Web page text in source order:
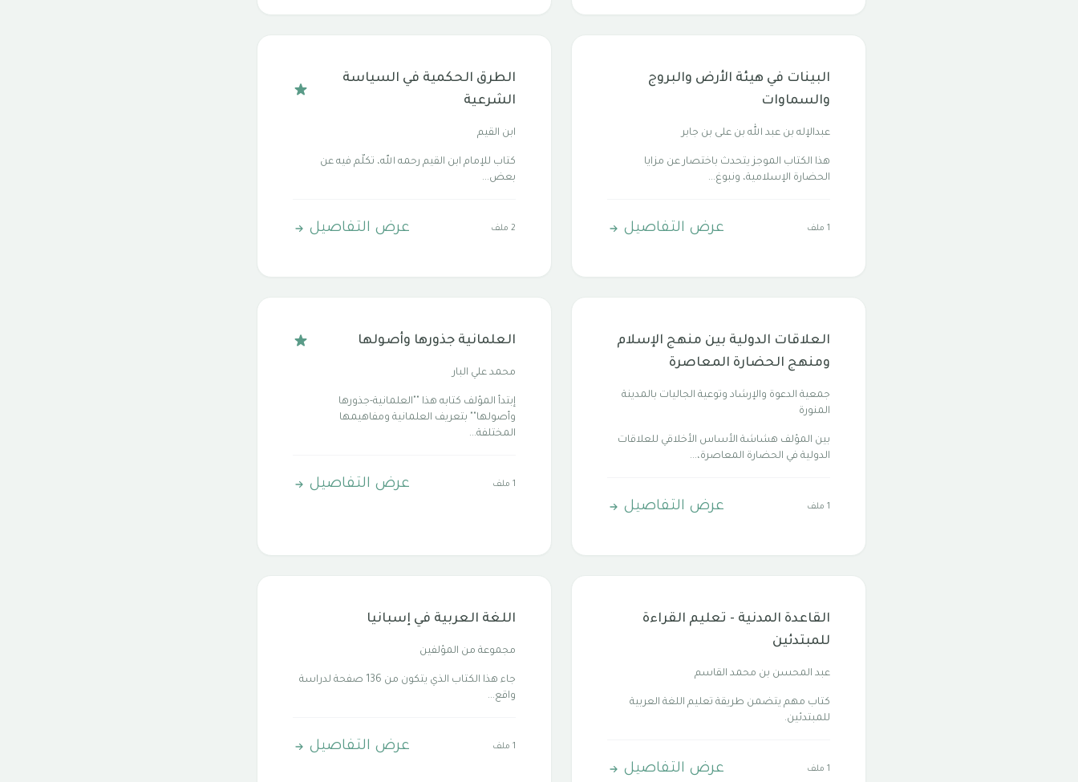
البينات في هيئة الأرض والبروج
والسماوات
عبدالإله بن عبد الله بن على بن جابر
هذا الكتاب الموجز يتحدث باختصار عن مزايا
الحضارة الإسلامية، ونبوغ...
1 ملف عرض التفاصيل
الطرق الحكمية في السياسة
الشرعية
ابن القيم
كتاب للإمام ابن القيم رحمه الله، تكلَّم فيه عن
بعض...
2 ملف عرض التفاصيل
العلاقات الدولية بين منهج الإسلام
ومنهج الحضارة المعاصرة
جمعية الدعوة والإرشاد وتوعية الجاليات بالمدينة
المنورة
بين المؤلف هشاشة الأساس الأخلاقي للعلاقات
الدولية في الحضارة المعاصرة،...
1 ملف عرض التفاصيل
العلمانية جذورها وأصولها
محمد علي البار
إبتدأ المؤلف كتابه هذا ""العلمانية-جذورها
وأصولها"" بتعريف العلمانية ومفاهيمها
المختلفة...
1 ملف عرض التفاصيل
القاعدة المدنية - تعليم القراءة
للمبتدئين
عبد المحسن بن محمد القاسم
كتاب مهم يتضمن طريقة تعليم اللغة العربية
للمبتدئين.
1 ملف عرض التفاصيل
اللغة العربية في إسبانيا
مجموعة من المؤلفين
جاء هذا الكتاب الذي يتكون من 136 صفحة لدراسة
واقع...
1 ملف عرض التفاصيل